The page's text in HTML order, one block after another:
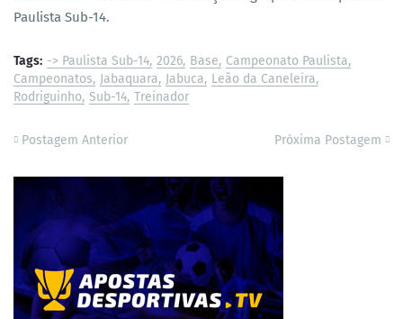
Paulista Sub-14.
Tags: -> Paulista Sub-14 2026 Base Campeonato Paulista
Campeonatos Jabaquara Jabuca Leão da Caneleira
Rodriguinho Sub-14 Treinador
Postagem Anterior Próxima Postagem